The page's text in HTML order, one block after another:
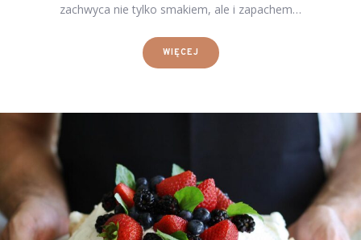
zachwyca nie tylko smakiem, ale i zapachem…
WIĘCEJ